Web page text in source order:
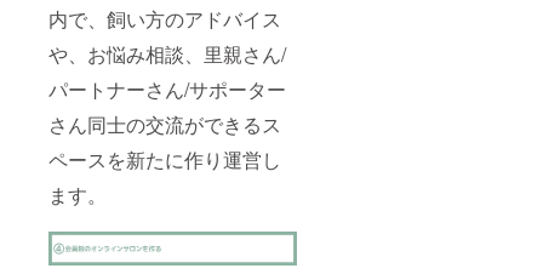
内で、飼い方のアドバイス
や、お悩み相談、里親さん/
パートナーさん/サポーター
さん同士の交流ができるス
ペースを新たに作り運営し
ます。